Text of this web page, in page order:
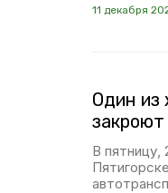
11 декабря
Один из
закроют
В пятницу,